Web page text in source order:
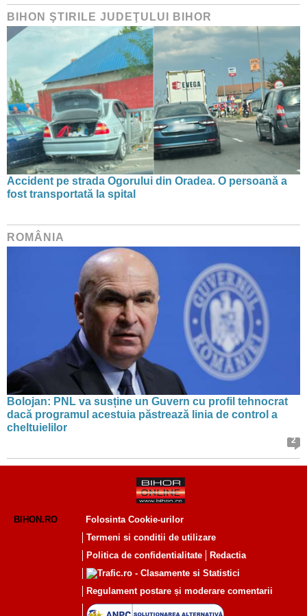
BIHON ŞTIRILE JUDEŢULUI BIHOR
Accident pe strada Ogorului din Oradea. O persoană a
fost transportată la spital
ROMÂNIA
Bolojan: PNL va susține un Guvern cu profil tehnocrat
dacă programul acestuia păstrează linia de control a
cheltuielilor
2
BIHON.RO
Folosinta Cookie-urilor
Termeni si conditii de utilizare
Politica de confidentialitate
Redactia
Regulament postare și moderare comentarii